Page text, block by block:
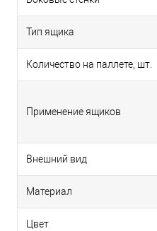
Тип ящика
Количество на паллете, шт.
Применение ящиков
Внешний вид
Материал
Цвет